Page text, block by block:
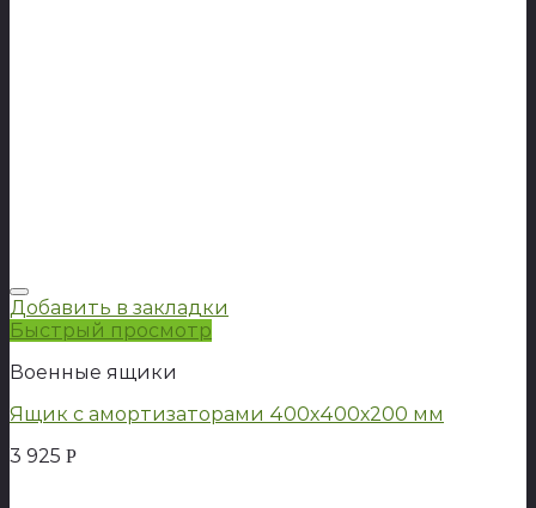
Добавить в закладки
Быстрый просмотр
Военные ящики
Ящик с амортизаторами 400х400х200 мм
3 925 Р